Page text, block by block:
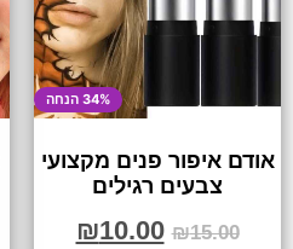
34% הנחה
אודם איפור פנים מקצועי
צבעים רגילים
₪15.00
₪10.00